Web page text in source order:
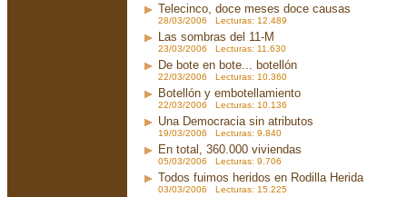
Telecinco, doce meses doce causas
28/03/2006 Lecturas: 12.489
Las sombras del 11-M
23/03/2006 Lecturas: 11.630
De bote en bote... botellón
22/03/2006 Lecturas: 10.360
Botellón y embotellamiento
22/03/2006 Lecturas: 10.136
Una Democracia sin atributos
19/03/2006 Lecturas: 9.840
En total, 360.000 viviendas
05/03/2006 Lecturas: 9.706
Todos fuimos heridos en Rodilla Herida
03/03/2006 Lecturas: 15.225